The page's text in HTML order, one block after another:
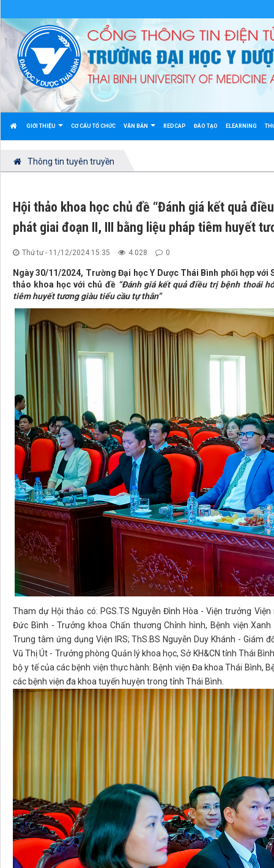
GIỚI THIỆU CƠ CẤU TỔ CHỨC VĂN BẢN REDCAP ĐÀO TẠO ELEARNING
Thông tin tuyên truyền
Hội thảo khoa học chủ đề “Đánh giá kết quả
phát giai đoạn II, III bằng liệu pháp tiêm huyết
Thứ tư - 11/12/2024 15:35 4.028 0
Ngày 30/11/2024, Trường Đại học Y Dược Thái Bình phối hợp
thảo khoa học với chủ đề “Đánh giá kết quả điều trị bệnh thoái
tiêm huyết tương giàu tiểu cầu tự thân”
Tham dự Hội thảo có: PGS.TS Nguyễn Đình Hòa - Viện trưởng
Đức Bình - Trưởng khoa Chấn thương Chỉnh hình, Bệnh viện
Trung tâm ứng dụng Viện IRS; ThS.BS Nguyễn Duy Khánh - Giám
Vũ Thị Út - Trưởng phòng Quản lý khoa học, Sở KH&CN tỉnh Thái
bộ y tế của các bệnh viện thực hành: Bệnh viện Đa khoa Thái Bình,
các bệnh viện đa khoa tuyến huyện trong tỉnh Thái Bình.